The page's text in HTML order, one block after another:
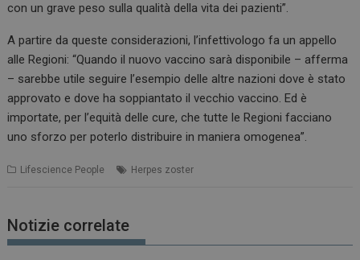
con un grave peso sulla qualità della vita dei pazienti”.
A partire da queste considerazioni, l’infettivologo fa un appello
alle Regioni: “Quando il nuovo vaccino sarà disponibile – afferma
– sarebbe utile seguire l’esempio delle altre nazioni dove è stato
approvato e dove ha soppiantato il vecchio vaccino. Ed è
importate, per l’equità delle cure, che tutte le Regioni facciano
uno sforzo per poterlo distribuire in maniera omogenea”.
Lifescience People Herpes zoster
Notizie correlate